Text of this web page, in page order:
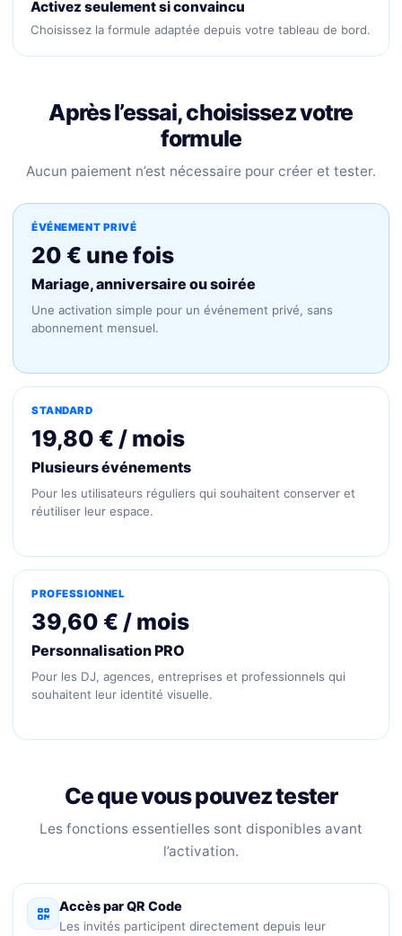
Activez seulement si convaincu
Choisissez la formule adaptée depuis votre tableau de bord.
Après l’essai, choisissez votre
formule
Aucun paiement n’est nécessaire pour créer et tester.
ÉVÉNEMENT PRIVÉ
20 € une fois
Mariage, anniversaire ou soirée
Une activation simple pour un événement privé, sans
abonnement mensuel.
STANDARD
19,80 € / mois
Plusieurs événements
Pour les utilisateurs réguliers qui souhaitent conserver et
réutiliser leur espace.
PROFESSIONNEL
39,60 € / mois
Personnalisation PRO
Pour les DJ, agences, entreprises et professionnels qui
souhaitent leur identité visuelle.
Ce que vous pouvez tester
Les fonctions essentielles sont disponibles avant
l’activation.
Accès par QR Code
Les invités participent directement depuis leur